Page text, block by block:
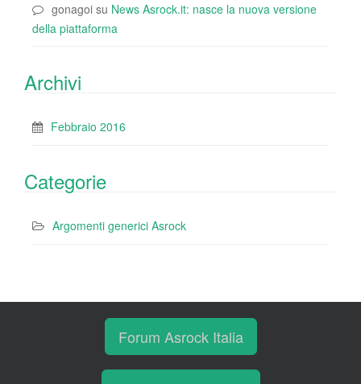
gonagoi su News Asrock.it: nasce la nuova versione
della piattaforma
Archivi
Febbraio 2016
Categorie
Argomenti generici Asrock
Forum Asrock Italia